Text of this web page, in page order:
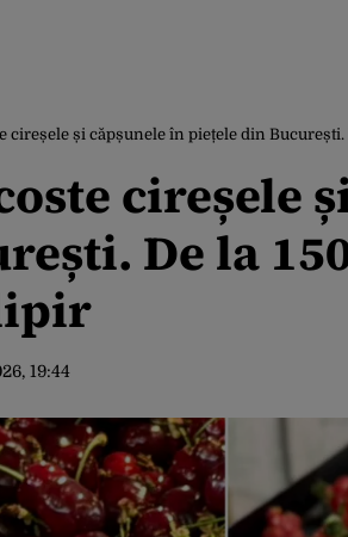
cireșele și căpșunele în piețele din
cireșele
De la
19:44